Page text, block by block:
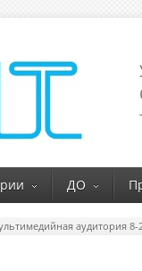
ДО
аудитория 8-